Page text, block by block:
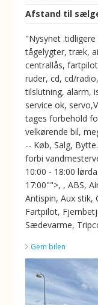
Afstand til
"Nysynet
tågelygter, træk,
centrallås,
ruder, cd, cd/
tilslutning, alarm,
service ok,
tages forbehold
velkørende bil,
-- Køb, Salg,
forbi
10:00 - 18:00
17:00"">, , ABS,
Antispin, Aux stik,
Fartpilot,
Sædevarme,
Gem bilen